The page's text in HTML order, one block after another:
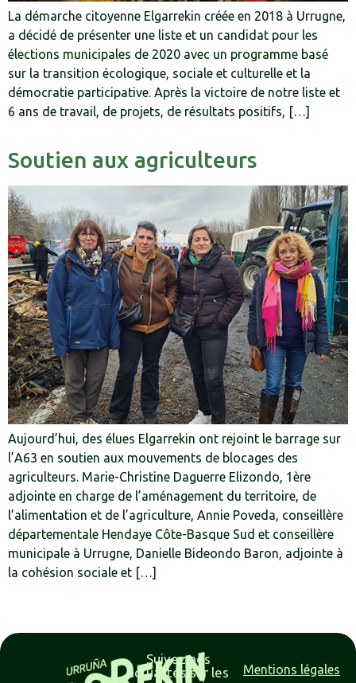
La démarche citoyenne Elgarrekin créée en 2018 à Urrugne,
a décidé de présenter une liste et un candidat pour les
élections municipales de 2020 avec un programme basé
sur la transition écologique, sociale et culturelle et la
démocratie participative. Après la victoire de notre liste et
6 ans de travail, de projets, de résultats positifs, […]
Soutien aux agriculteurs
Aujourd’hui, des élues Elgarrekin ont rejoint le barrage sur
l’A63 en soutien aux mouvements de blocages des
agriculteurs. Marie-Christine Daguerre Elizondo, 1ère
adjointe en charge de l’aménagement du territoire, de
l’alimentation et de l’agriculture, Annie Poveda, conseillère
départementale Hendaye Côte-Basque Sud et conseillère
municipale à Urrugne, Danielle Bideondo Baron, adjointe à
la cohésion sociale et […]
Suivez nos
actualités sur les
Mentions légales